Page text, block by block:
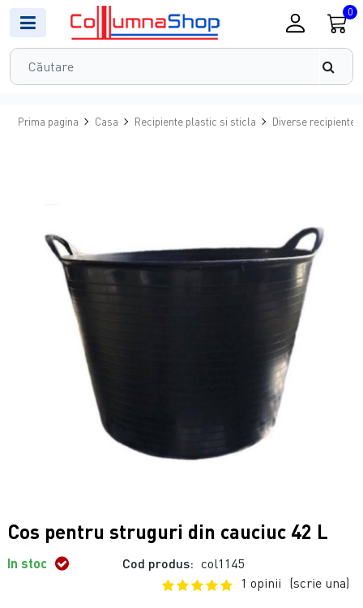
0
Prima pagina Casa Recipiente plastic si sticla Diverse recipiente
Cos pentru struguri din cauciuc 42 L
In stoc Cod produs: col1145
1 opinii (scrie una)